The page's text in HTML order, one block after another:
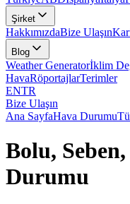
Şirket
HakkımızdaBize Ulaşın
Blog
Weather Generatorİklim
HavaRöportajlarTerimler
ENTR
Bize Ulaşın
Ana SayfaHava Durumu
Bolu,
Durumu